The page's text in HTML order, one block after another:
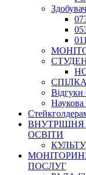
Наукова
ВНУТРІШНЯ
ОСВІТИ
ПОСЛУГ